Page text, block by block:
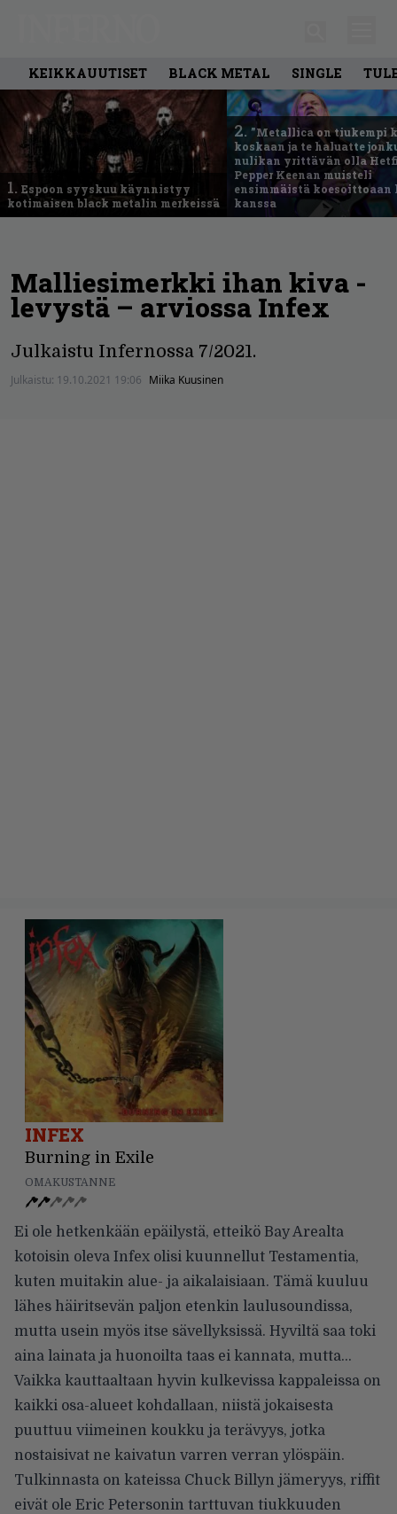
KEIKKAUUTISET BLACK METAL SINGLE
1. Espoon syyskuu käynnistyy
kotimaisen black metalin merkeissä
2. ”Metallica on tiukempi
koskaan ja te haluatte
nulikan yrittävän olla
Pepper Keenan muisteli
ensimmäistä
kanssa
Malliesimerkki ihan kiva -
levystä – arviossa Infex
Julkaistu Infernossa 7/2021.
Julkaistu: 19.10.2021 19:06 Miika Kuusinen
INFEX
Burning in Exile
OMAKUSTANNE
Ei ole hetkenkään epäilystä, etteikö Bay Arealta
kotoisin oleva Infex olisi kuunnellut Testamentia,
kuten muitakin alue- ja aikalaisiaan. Tämä kuuluu
lähes häiritsevän paljon etenkin laulusoundissa,
mutta usein myös itse sävellyksissä. Hyviltä saa toki
aina lainata ja huonoilta taas ei kannata, mutta…
Vaikka kauttaaltaan hyvin kulkevissa kappaleissa on
kaikki osa-alueet kohdallaan, niistä jokaisesta
puuttuu viimeinen koukku ja terävyys, jotka
nostaisivat ne kaivatun varren verran ylöspäin.
Tulkinnasta on kateissa Chuck Billyn jämeryys, riffit
eivät ole Eric Petersonin tarttuvan tiukkuuden